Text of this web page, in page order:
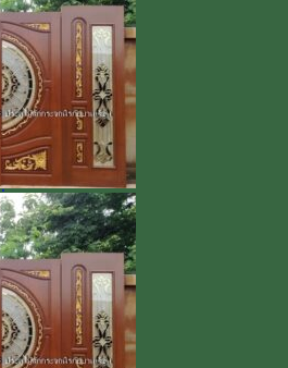
น
ว